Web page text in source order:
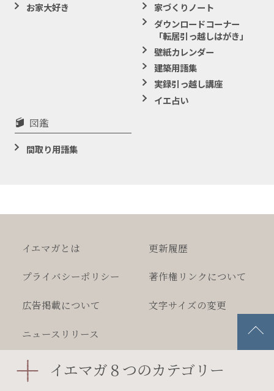
お家大好き
家づくりノート
ダウンロードコーナー
「転居引っ越しはがき」
壁紙カレンダー
建築用語集
実録引っ越し講座
イエ占い
図鑑
間取り用語集
イエマガとは 更新履歴
プライバシーポリシー 著作権 リンクについて
広告掲載について 文字サイズの変更
ニュースリリース
2026 MEGASOFT Inc.
イエマガ８つのカテゴリー